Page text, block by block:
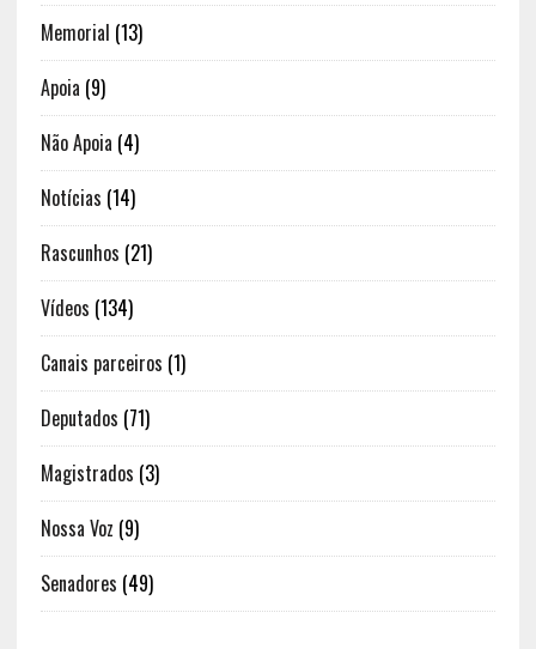
Memorial (13)
Apoia (9)
Não Apoia (4)
Notícias (14)
Rascunhos (21)
Vídeos (134)
Canais parceiros (1)
Deputados (71)
Magistrados (3)
Nossa Voz (9)
Senadores (49)